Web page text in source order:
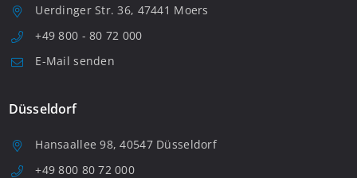
Uerdinger Str. 36, 47441 Moers
+49 800 - 80 72 000
E-Mail senden
Düsseldorf
Hansaallee 98, 40547 Düsseldorf
+49 800 80 72 000